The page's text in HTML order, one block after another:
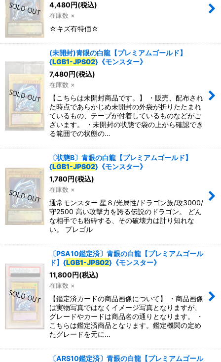
4,480円(税込)
在庫数 ×
☆キズ有特価☆
(未開封)青眼の白龍【プレミアムゴールド】
{LGB1-JPS02}《モンスター》
7,480円(税込)
在庫数 ×
【こちらは未開封商品です。】 ・販売、配布され
た時点であらかじめ未開封の外袋が折りたたまれ
ているもの、テープが付着しているものなどがご
ざいます。 ・未開封の状態で袋の上から確認でき
る範囲での状態の…
〔状態B〕青眼の白龍【プレミアムゴールド】
{LGB1-JPS02}《モンスター》
1,780円(税込)
在庫数 ×
通常モンスター 星８/光属性/ドラゴン族/攻3000/
守2500 高い攻撃力を誇る伝説のドラゴン。 どん
な相手でも粉砕する、その破壊力は計り知れな
い。 プレゴル
〔PSA10鑑定済〕青眼の白龍【プレミアムゴール
ド】{LGB1-JPS02}《モンスター》
11,800円(税込)
在庫数 ×
【鑑定済カードの商品画像について】 ・商品画像
は実物写真ではなくイメージ写真となりますが、
グレードやカードは商品名の通りとなります。 ・
こちらは鑑定済商品となります。鑑定機関の定め
たグレードを元に…
〔ARS10鑑定済〕青眼の白龍【プレミアムゴール